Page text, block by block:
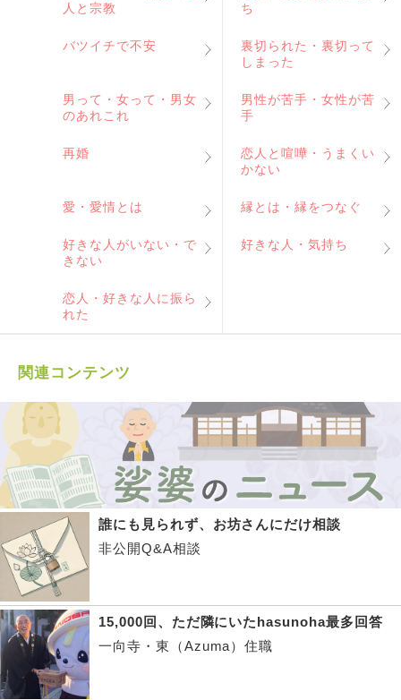
人と宗教
ち
バツイチで不安
裏切られた・裏切って
しまった
男って・女って・男女
のあれこれ
男性が苦手・女性が苦
手
再婚
恋人と喧嘩・うまくい
かない
愛・愛情とは 縁とは・縁をつなぐ
好きな人がいない・で
きない
好きな人・気持ち
恋人・好きな人に振ら
れた
関連コンテンツ
誰にも見られず、お坊さんにだけ相談
非公開Q&A相談
15,000回、ただ隣にいたhasunoha最多回答
一向寺・東（Azuma）住職